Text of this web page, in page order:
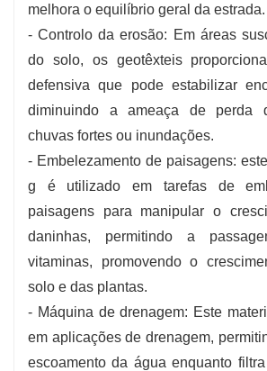
melhora o equilíbrio geral da estrada.
- Controlo da erosão: Em áreas
do solo, os geotêxteis
defensiva que pode estabilizar
diminuindo a ameaça de perda
chuvas fortes ou inundações.
- Embelezamento de paisagens:
g é utilizado em tarefas de
paisagens para manipular o
daninhas, permitindo a
vitaminas, promovendo o
solo e das plantas.
- Máquina de drenagem: Este
em aplicações de drenagem,
escoamento da água enquanto